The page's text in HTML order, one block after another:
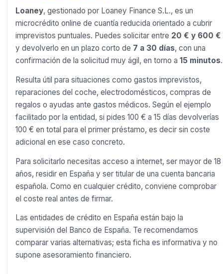
Loaney, gestionado por Loaney Finance S.L., es un
microcrédito online de cuantía reducida orientado a cubrir
imprevistos puntuales. Puedes solicitar entre 20 € y 600 €
y devolverlo en un plazo corto de 7 a 30 días, con una
confirmación de la solicitud muy ágil, en torno a 15 minutos.
Resulta útil para situaciones como gastos imprevistos,
reparaciones del coche, electrodomésticos, compras de
regalos o ayudas ante gastos médicos. Según el ejemplo
facilitado por la entidad, si pides 100 € a 15 días devolverías
100 € en total para el primer préstamo, es decir sin coste
adicional en ese caso concreto.
Para solicitarlo necesitas acceso a internet, ser mayor de 18
años, residir en España y ser titular de una cuenta bancaria
española. Como en cualquier crédito, conviene comprobar
el coste real antes de firmar.
Las entidades de crédito en España están bajo la
supervisión del Banco de España. Te recomendamos
comparar varias alternativas; esta ficha es informativa y no
supone asesoramiento financiero.